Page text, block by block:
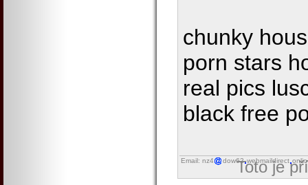
chunky
porn stars
real pics
black free
Email: nz4 dow62 webmaildirect
Toto je